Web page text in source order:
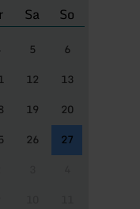
Sa So
5
6
12
13
19
20
26
27